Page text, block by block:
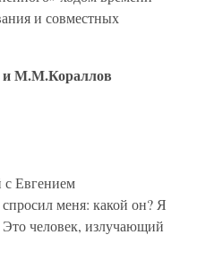
и совместных
и М.М.Кораллов
с Евгением
меня: какой он? Я
человек, излучающий